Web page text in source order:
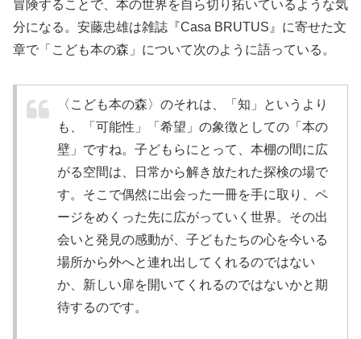
冒険することで、本の世界を自ら切り拓いているような気
分になる。安藤忠雄は雑誌『Casa BRUTUS』に寄せた文
章で「こども本の森」について次のように語っている。
〈こども本の森〉のそれは、「知」というより
も、「可能性」「希望」の象徴としての「本の
壁」ですね。子どもらにとって、本棚の間に広
がる空間は、日常から解き放たれた探検の場で
す。そこで偶然に出会った一冊を手に取り、ペ
ージをめくった先に広がっていく世界。その出
会いと発見の感動が、子どもたちの心を今いる
場所から外へと連れ出してくれるのではない
か、新しい扉を開いてくれるのではないかと期
待するのです。